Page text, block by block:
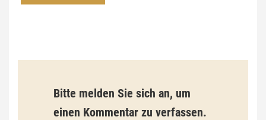
9
3
Bitte melden Sie sich an, um
einen Kommentar zu verfassen.